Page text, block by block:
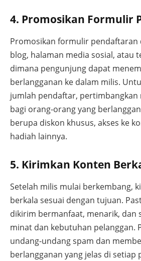
4. Promosikan Formulir
Promosikan formulir pendaftaran
blog, halaman media sosial, atau
dimana pengunjung dapat
berlangganan ke dalam milis.
jumlah pendaftar,
bagi orang-orang yang
berupa diskon khusus, akses ke
hadiah lainnya.
5. Kirimkan Konten
Setelah milis mulai berkembang,
berkala sesuai dengan tujuan.
dikirim bermanfaat, menarik, dan
minat dan kebutuhan pelanggan.
undang-undang spam dan
berlangganan yang jelas di setiap